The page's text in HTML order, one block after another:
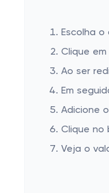
Escolha
Clique em
Ao ser
Em
Adicione
Clique no
Veja o